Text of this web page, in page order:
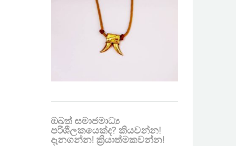
ඔබත් සමාජමාධ්‍ය
පරිශීලකයෙක්ද? කියවන්න!
දැනගන්න! ක්‍රියාත්මකවන්න!